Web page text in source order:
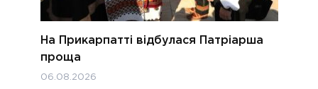
На Прикарпатті відбулася Патріарша
проща
06.08.2026